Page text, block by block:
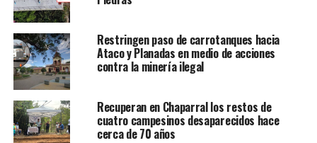
Restringen paso de carrotanques hacia
Ataco y Planadas en medio de acciones
contra la minería ilegal
Recuperan en Chaparral los restos de
cuatro campesinos desaparecidos hace
cerca de 70 años